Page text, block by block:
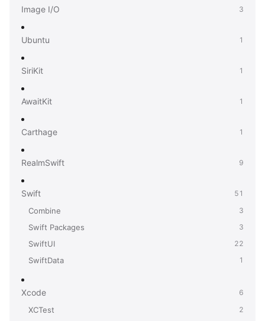
Image I/O 3
Ubuntu 1
SiriKit 1
AwaitKit 1
Carthage 1
RealmSwift 9
Swift 51
Combine 3
Swift Packages 3
SwiftUI 22
SwiftData 1
Xcode 6
XCTest 2